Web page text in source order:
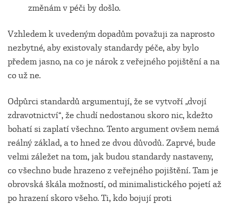
změnám v péči by došlo.
Vzhledem k uvedeným dopadům považuji za naprosto
nezbytné, aby existovaly standardy péče, aby bylo
předem jasno, na co je nárok z veřejného pojištění a na
co už ne.
Odpůrci standardů argumentují, že se vytvoří „dvojí
zdravotnictví“, že chudí nedostanou skoro nic, kdežto
bohatí si zaplatí všechno. Tento argument ovšem nemá
reálný základ, a to hned ze dvou důvodů. Zaprvé, bude
velmi záležet na tom, jak budou standardy nastaveny,
co všechno bude hrazeno z veřejného pojištění. Tam je
obrovská škála možností, od minimalistického pojetí až
po hrazení skoro všeho. Ti, kdo bojují proti